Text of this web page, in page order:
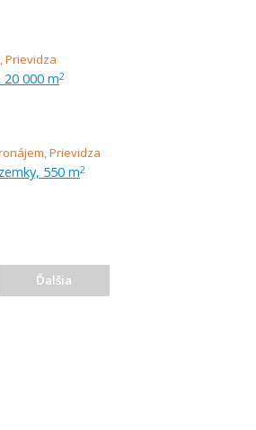
000 m2
550 m2
Ďalšia